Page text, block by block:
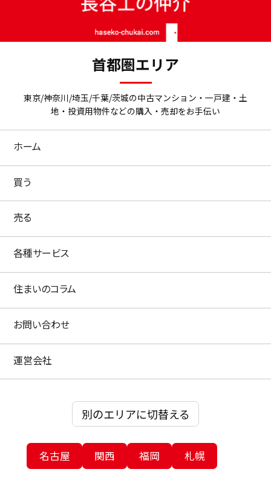
首都圏エリア
東京/神奈川/埼玉/千葉/茨城の中古マンション・一戸建・土
地・投資用物件などの購入・売却をお手伝い
ホーム
買う
売る
各種サービス
住まいのコラム
お問い合わせ
運営会社
別のエリアに切替える
名古屋 関西 福岡 札幌